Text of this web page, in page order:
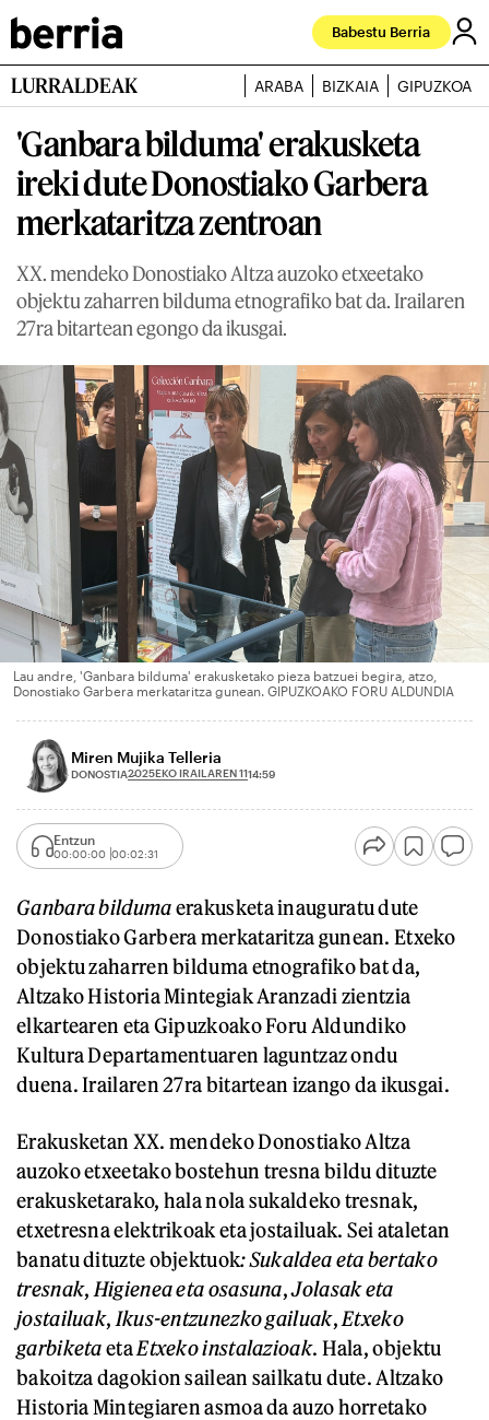
Babestu Berria
LURRALDEAK ARABA BIZKAIA GIPUZKOA
'Ganbara bilduma' erakusketa
ireki dute Donostiako Garbera
merkataritza zentroan
XX. mendeko Donostiako Altza auzoko etxeetako
objektu zaharren bilduma etnografiko bat da. Irailaren
27ra bitartean egongo da ikusgai.
Lau andre, 'Ganbara bilduma' erakusketako pieza batzuei begira, atzo,
Donostiako Garbera merkataritza gunean. GIPUZKOAKO FORU ALDUNDIA
Miren Mujika Telleria
DONOSTIA2025EKO IRAILAREN 1114:59
Entzun
00:00:00 00:02:31
Ganbara bildumaerakusketa inauguratu dute
Donostiako Garbera merkataritza gunean. Etxeko
objektu zaharren bilduma etnografiko bat da,
Altzako Historia Mintegiak Aranzadi zientzia
elkartearen eta Gipuzkoako Foru Aldundiko
Kultura Departamentuaren laguntzaz ondu
duena. Irailaren 27ra bitartean izango da ikusgai.
Erakusketan XX. mendeko Donostiako Altza
auzoko etxeetako bostehun tresna bildu dituzte
erakusketarako, hala nola sukaldeko tresnak,
etxetresna elektrikoak eta jostailuak. Sei ataletan
banatu dituzte objektuok: Sukaldea eta bertako
tresnak, Higienea eta osasuna,Jolasak eta
jostailuak, Ikus-entzunezko gailuak, Etxeko
garbiketaetaEtxeko instalazioak. Hala, objektu
bakoitza dagokion sailean sailkatu dute. Altzako
Historia Mintegiaren asmoa da auzo horretako